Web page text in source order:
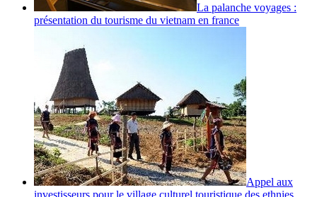
La palanche voyages :
présentation du tourisme du vietnam en france
Appel aux
investisseurs pour le village culturel touristique des ethnies